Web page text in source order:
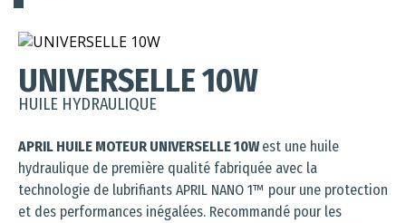
UNIVERSELLE 10W
HUILE HYDRAULIQUE
APRIL HUILE MOTEUR UNIVERSELLE 10West une huile
hydraulique de première qualité fabriquée avec la
technologie de lubrifiants APRIL NANO 1™ pour une protection
et des performances inégalées. Recommandé pour les